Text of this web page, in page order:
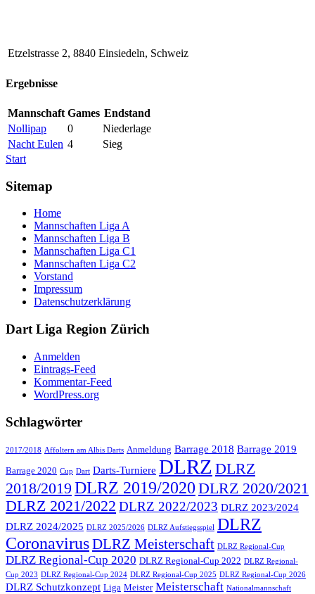
Etzelstrasse 2, 8840 Einsiedeln, Schweiz
Ergebnisse
Mannschaft Games Endstand
Nollipap
0
Niederlage
Nacht Eulen 4
Sieg
Start
Sitemap
Home
Mannschaften Liga A
Mannschaften Liga B
Mannschaften Liga C1
Mannschaften Liga C2
Vorstand
Impressum
Datenschutzerklärung
Dart Liga Region Zürich
Anmelden
Eintrags-Feed
Kommentar-Feed
WordPress.org
Schlagwörter
2017/2018 Affoltern am Albis Darts Anmeldung Barrage 2018 Barrage 2019
Barrage 2020 Cup Dart Darts-Turniere DLRZ DLRZ
2018/2019 DLRZ 2019/2020 DLRZ 2020/2021
DLRZ 2021/2022 DLRZ 2022/2023 DLRZ 2023/2024
DLRZ 2024/2025 DLRZ 2025/2026 DLRZ Aufstiegsspiel DLRZ
CoronavirusDLRZ Meisterschaft DLRZ Regional-Cup
DLRZ Regional-Cup 2020 DLRZ Regional-Cup 2022 DLRZ Regional-
Cup 2023 DLRZ Regional-Cup 2024 DLRZ Regional-Cup 2025 DLRZ Regional-Cup 2026
DLRZ Schutzkonzept Liga Meister Meisterschaft Nationalmannschaft